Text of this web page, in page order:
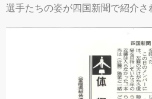
選手たちの姿が四国新聞で紹介さ